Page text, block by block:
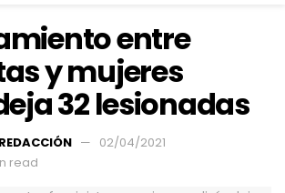
entre
y mujeres
32 lesionadas
REDACCIÓN
02/04/2021
read